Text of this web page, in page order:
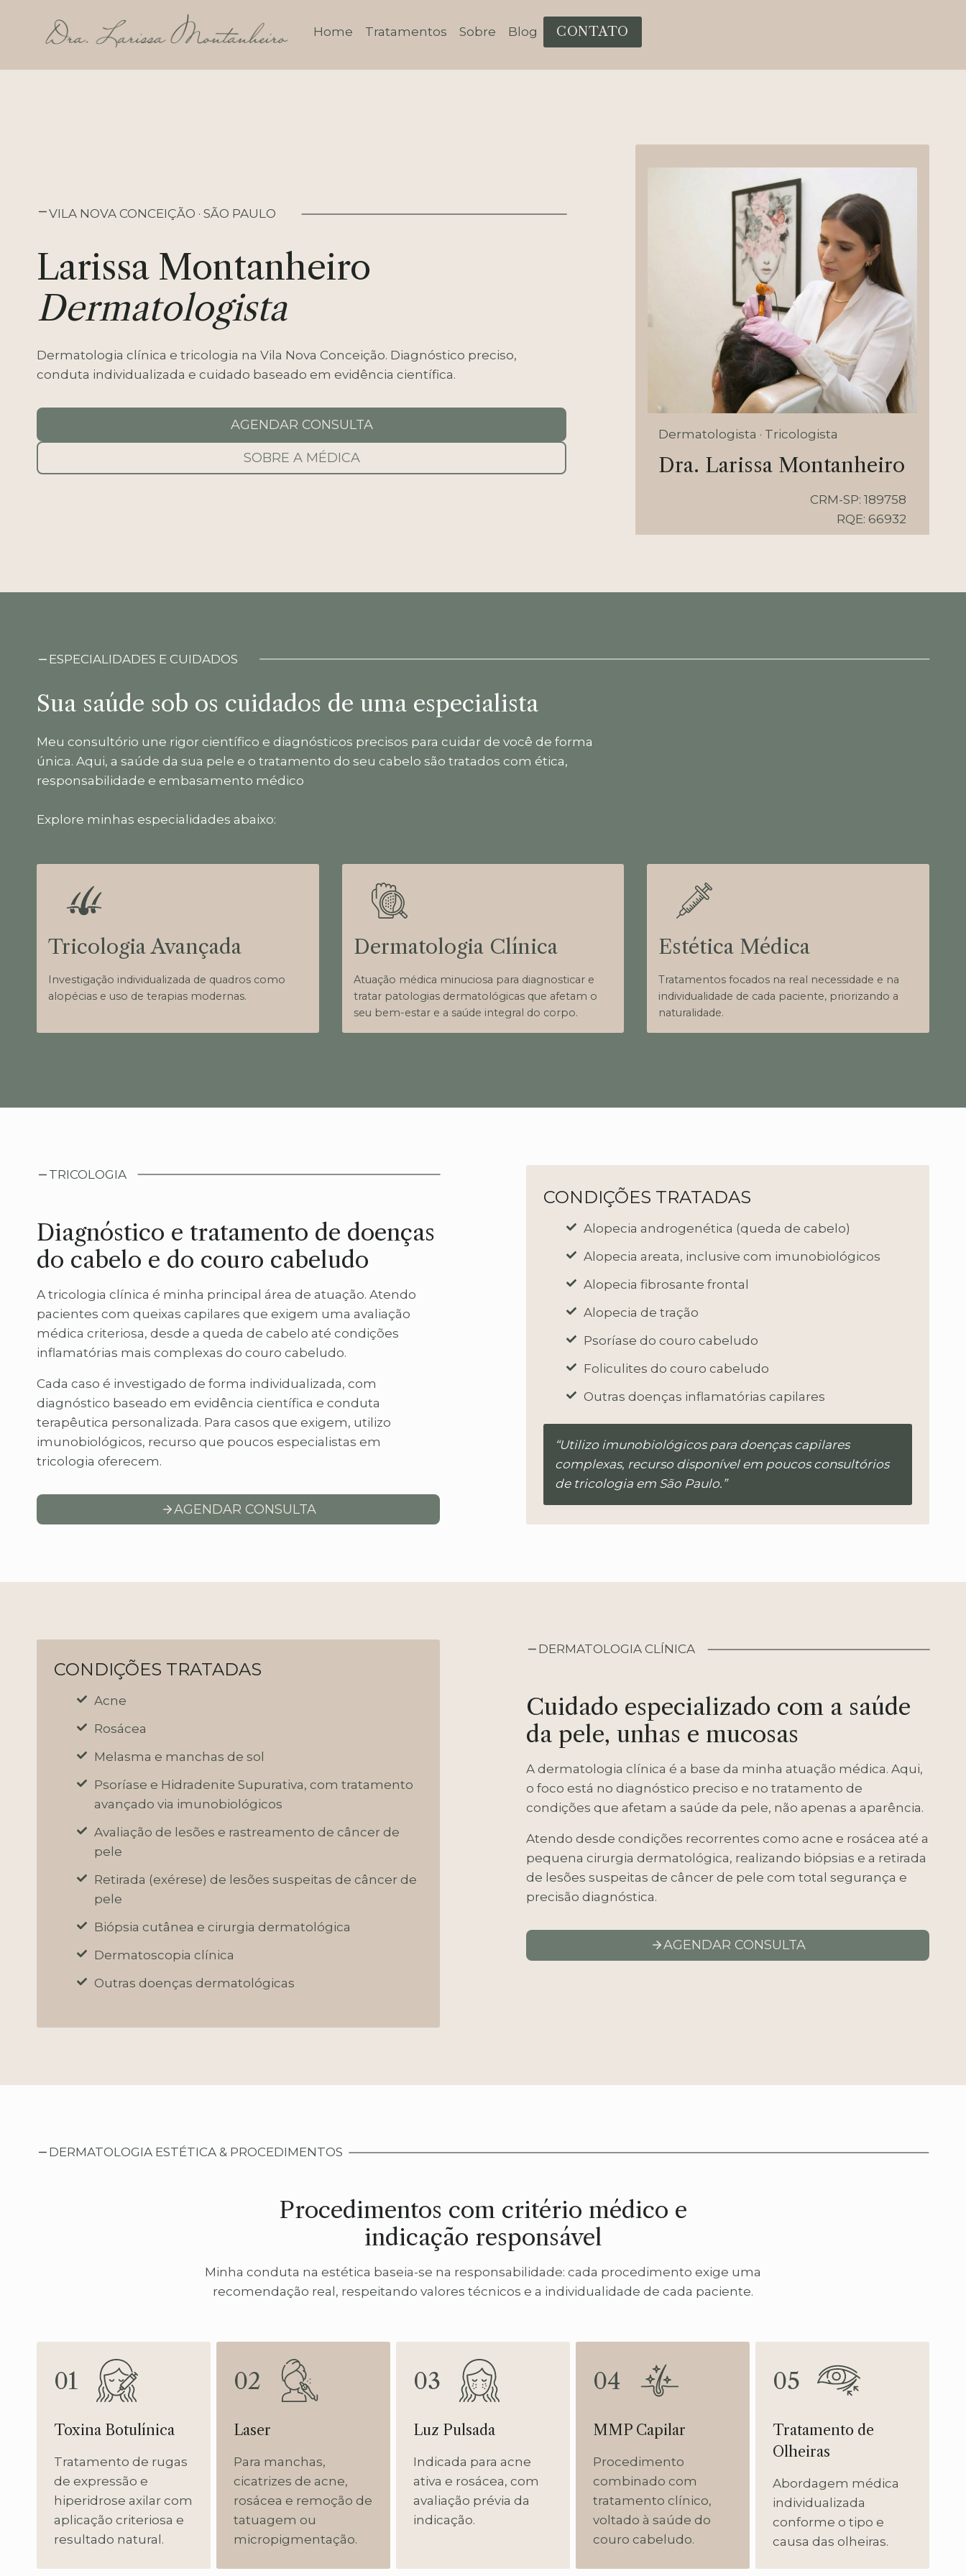
Conteúdo
Home Tratamentos Sobre Blog CONTATO
VILA NOVA CONCEIÇÃO · SÃO PAULO
Larissa Montanheiro
Dermatologista
Dermatologia clínica e tricologia na Vila Nova Conceição. Diagnóstico preciso,
conduta individualizada e cuidado baseado em evidência científica.
AGENDAR CONSULTA
SOBRE A MÉDICA
Dermatologista · Tricologista
Dra. Larissa Montanheiro
CRM-SP: 189758
RQE: 66932
ESPECIALIDADES E CUIDADOS
Sua saúde sob os cuidados de uma especialista
Meu consultório une rigor científico e diagnósticos precisos para cuidar de você de forma
única. Aqui, a saúde da sua pele e o tratamento do seu cabelo são tratados com ética,
responsabilidade e embasamento médico
Explore minhas especialidades abaixo:
Tricologia Avançada
Investigação individualizada de quadros como
alopécias e uso de terapias modernas.
Dermatologia Clínica
Atuação médica minuciosa para diagnosticar e
tratar patologias dermatológicas que afetam o
seu bem-estar e a saúde integral do corpo.
Estética Médica
Tratamentos focados na real necessidade e na
individualidade de cada paciente, priorizando a
naturalidade.
TRICOLOGIA
Diagnóstico e tratamento de doenças
do cabelo e do couro cabeludo
A tricologia clínica é minha principal área de atuação. Atendo
pacientes com queixas capilares que exigem uma avaliação
médica criteriosa, desde a queda de cabelo até condições
inflamatórias mais complexas do couro cabeludo.
Cada caso é investigado de forma individualizada, com
diagnóstico baseado em evidência científica e conduta
terapêutica personalizada. Para casos que exigem, utilizo
imunobiológicos, recurso que poucos especialistas em
tricologia oferecem.
AGENDAR CONSULTA
CONDIÇÕES TRATADAS
Alopecia androgenética (queda de cabelo)
Alopecia areata, inclusive com imunobiológicos
Alopecia fibrosante frontal
Alopecia de tração
Psoríase do couro cabeludo
Foliculites do couro cabeludo
Outras doenças inflamatórias capilares
“Utilizo imunobiológicos para doenças capilares
complexas, recurso disponível em poucos consultórios
de tricologia em São Paulo.”
CONDIÇÕES TRATADAS
Acne
Rosácea
Melasma e manchas de sol
Psoríase e Hidradenite Supurativa, com tratamento
avançado via imunobiológicos
Avaliação de lesões e rastreamento de câncer de
pele
Retirada (exérese) de lesões suspeitas de câncer de
pele
Biópsia cutânea e cirurgia dermatológica
Dermatoscopia clínica
Outras doenças dermatológicas
DERMATOLOGIA CLÍNICA
Cuidado especializado com a saúde
da pele, unhas e mucosas
A dermatologia clínica é a base da minha atuação médica. Aqui,
o foco está no diagnóstico preciso e no tratamento de
condições que afetam a saúde da pele, não apenas a aparência.
Atendo desde condições recorrentes como acne e rosácea até a
pequena cirurgia dermatológica, realizando biópsias e a retirada
de lesões suspeitas de câncer de pele com total segurança e
precisão diagnóstica.
AGENDAR CONSULTA
DERMATOLOGIA ESTÉTICA & PROCEDIMENTOS
Procedimentos com critério médico e
indicação responsável
Minha conduta na estética baseia-se na responsabilidade: cada procedimento exige uma
recomendação real, respeitando valores técnicos e a individualidade de cada paciente.
01
Toxina Botulínica
Tratamento de rugas
de expressão e
hiperidrose axilar com
aplicação criteriosa e
resultado natural.
02
Laser
Para manchas,
cicatrizes de acne,
rosácea e remoção de
tatuagem ou
micropigmentação.
03
Luz Pulsada
Indicada para acne
ativa e rosácea, com
avaliação prévia da
indicação.
04
MMP Capilar
Procedimento
combinado com
tratamento clínico,
voltado à saúde do
couro cabeludo.
05
Tratamento de
Olheiras
Abordagem médica
individualizada
conforme o tipo e
causa das olheiras.